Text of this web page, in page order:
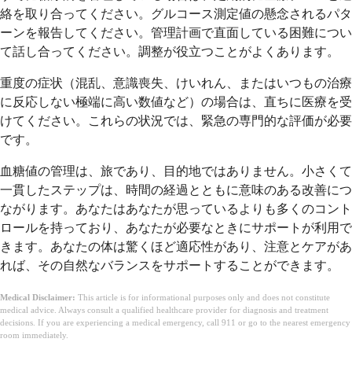
絡を取り合ってください。グルコース測定値の懸念されるパタ
ーンを報告してください。管理計画で直面している困難につい
て話し合ってください。調整が役立つことがよくあります。
重度の症状（混乱、意識喪失、けいれん、またはいつもの治療
に反応しない極端に高い数値など）の場合は、直ちに医療を受
けてください。これらの状況では、緊急の専門的な評価が必要
です。
血糖値の管理は、旅であり、目的地ではありません。小さくて
一貫したステップは、時間の経過とともに意味のある改善につ
ながります。あなたはあなたが思っているよりも多くのコント
ロールを持っており、あなたが必要なときにサポートが利用で
きます。あなたの体は驚くほど適応性があり、注意とケアがあ
れば、その自然なバランスをサポートすることができます。
Medical Disclaimer: This article is for informational purposes only and does not constitute
medical advice. Always consult a qualified healthcare provider for diagnosis and treatment
decisions. If you are experiencing a medical emergency, call 911 or go to the nearest emergency
room immediately.